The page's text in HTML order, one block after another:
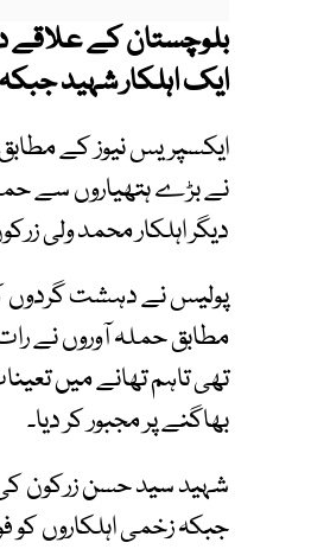
بلوچستان کے علاقے
ایک اہلکار شہید
ایکسپریس نیوز کے
دیگر اہلکار محمد ولی
پولیس نے دہشت گردوں
مطابق حملہ آوروں نے
تھی تاہم تھانے میں
بھاگنے پر مجبور کر دیا۔
شہید سید حسن زرکون کی
جبکہ زخمی اہلکاروں